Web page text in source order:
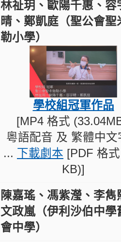
林祉玥、歐陽千惠、容
晴、鄭凱庭（聖公會聖
勒小學）
學校組冠軍作品
[MP4 格式
粵語配音 及 繁體中文
... 下載劇本 [PDF 格
KB)]
陳嘉瑤、馮紫瀅、李雋
文政嵐（伊利沙伯中學
會中學）